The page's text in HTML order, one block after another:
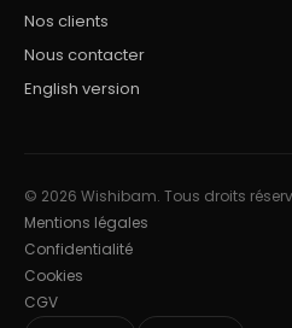
Nos clients
Nous contacter
English version
© 2026 Wishibam. Tous droits
Mentions légales
Confidentialité
Cookies
CGV